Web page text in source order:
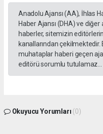
Anadolu Ajansı (AA), İhlas
Haber Ajansı (DHA) ve
haberler, sitemizin
kanallarından
muhataplar haberi geçen
editörü sorumlu tutulamaz...
Okuyucu Yorumları (0)